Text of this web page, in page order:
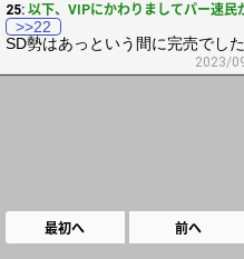
25: 以下、VIPにかわりましてパー速民
>>22
SD勢はあっという間に完売でし
2023/
最初へ 前へ